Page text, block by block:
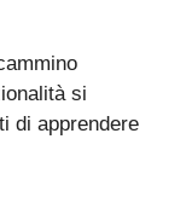
si
di apprendere